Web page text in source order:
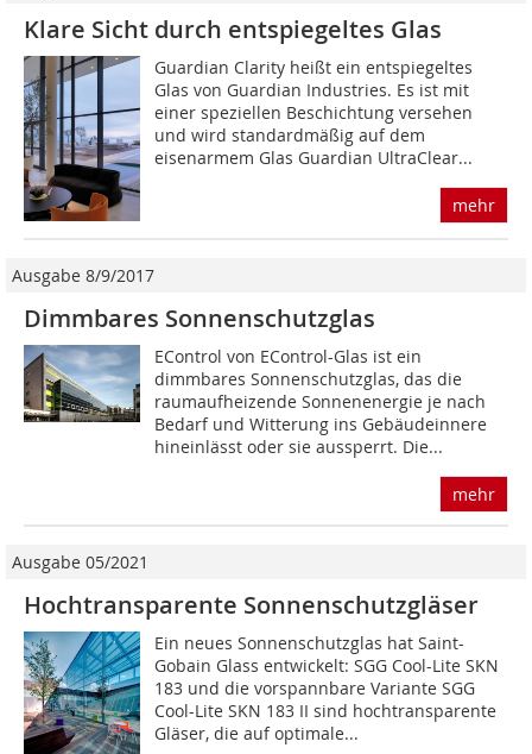
Klare Sicht durch entspiegeltes Glas
Guardian Clarity heißt ein entspiegeltes
Glas von Guardian Industries. Es ist mit
einer speziellen Beschichtung versehen
und wird standardmäßig auf dem
eisenarmem Glas Guardian UltraClear...
mehr
Ausgabe 8/9/2017
Dimmbares Sonnenschutzglas
EControl von EControl-Glas ist ein
dimmbares Sonnenschutzglas, das die
raumaufheizende Sonnenenergie je nach
Bedarf und Witterung ins Gebäudeinnere
hineinlässt oder sie aussperrt. Die...
mehr
Ausgabe 05/2021
Hochtransparente Sonnenschutzgläser
Ein neues Sonnenschutzglas hat Saint-
Gobain Glass entwickelt: SGG Cool-Lite SKN
183 und die vorspannbare Variante SGG
Cool-Lite SKN 183 II sind hochtrans­parente
Gläser, die auf optimale...